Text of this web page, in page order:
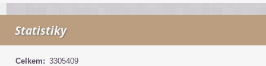
Statistiky
Celkem: 3305409